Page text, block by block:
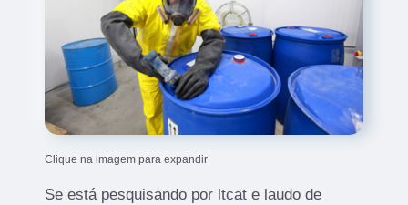
Clique na imagem para expandir
Se está pesquisando por ltcat e laudo de